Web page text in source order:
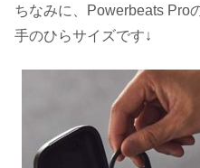
ちなみに、Powerbeats Pro
手のひらサイズです↓